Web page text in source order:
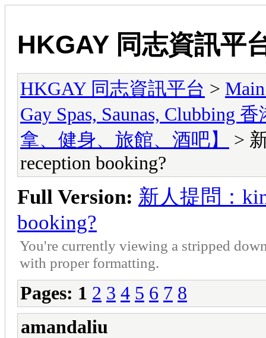
HKGAY 同志資訊平
HKGAY 同志資訊平台 >
Gay Spas, Saunas, Clubbing
拿、健身、旅館、酒吧】
>
reception booking?
Full Version: 新人提問：
booking?
You're currently viewing a stripped
with proper formatting.
Pages: 1 2 3 4 5 6 7 8
amandaliu